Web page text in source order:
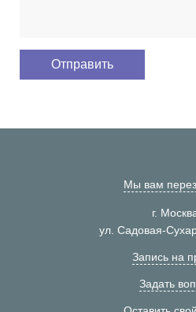
Мы вам
г.
ул. Садовая-
Запись на
Задать